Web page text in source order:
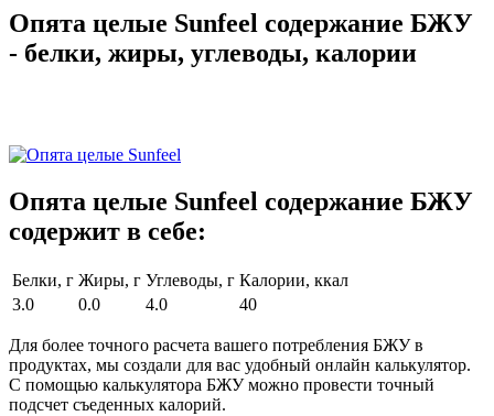
Опята целые Sunfeel содержание БЖУ
- белки, жиры, углеводы, калории
Опята целые Sunfeel содержание БЖУ
содержит в себе:
Белки, г Жиры, г Углеводы, г Калории, ккал
3.0
0.0 4.0 40
Для более точного расчета вашего потребления БЖУ в
продуктах, мы создали для вас удобный онлайн калькулятор.
С помощью калькулятора БЖУ можно провести точный
подсчет съеденных калорий.